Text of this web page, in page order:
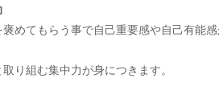
めてもらう事で自己重要感や自己有能感
り組む集中力が身につきます。